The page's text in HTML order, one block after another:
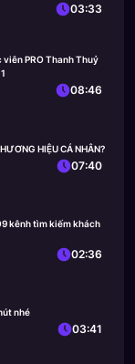
03:33
viên PRO Thanh Thuỷ
08:46
HIỆU CÁ NHÂN?
07:40
kênh tìm kiếm khách
02:36
nhé
03:41